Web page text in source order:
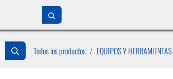
Todos los productos EQUIPOS Y HERRAMIENTAS